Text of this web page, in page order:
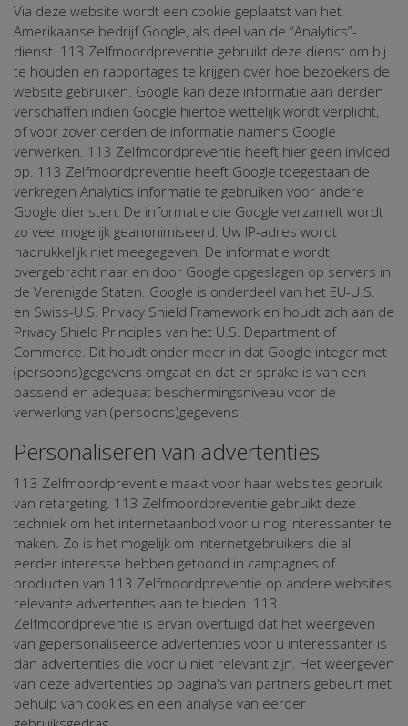
Via deze website wordt een cookie geplaatst van het
Amerikaanse bedrijf Google, als deel van de “Analytics”-
dienst. 113 Zelfmoordpreventie gebruikt deze dienst om bij
te houden en rapportages te krijgen over hoe bezoekers de
website gebruiken. Google kan deze informatie aan derden
verschaffen indien Google hiertoe wettelijk wordt verplicht,
of voor zover derden de informatie namens Google
verwerken. 113 Zelfmoordpreventie heeft hier geen invloed
op. 113 Zelfmoordpreventie heeft Google toegestaan de
verkregen Analytics informatie te gebruiken voor andere
Google diensten. De informatie die Google verzamelt wordt
zo veel mogelijk geanonimiseerd. Uw IP-adres wordt
nadrukkelijk niet meegegeven. De informatie wordt
overgebracht naar en door Google opgeslagen op servers in
de Verenigde Staten. Google is onderdeel van het EU-U.S.
en Swiss-U.S. Privacy Shield Framework en houdt zich aan de
Privacy Shield Principles van het U.S. Department of
Commerce. Dit houdt onder meer in dat Google integer met
(persoons)gegevens omgaat en dat er sprake is van een
passend en adequaat beschermingsniveau voor de
verwerking van (persoons)gegevens.
Personaliseren van advertenties
113 Zelfmoordpreventie maakt voor haar websites gebruik
van retargeting. 113 Zelfmoordpreventie gebruikt deze
techniek om het internetaanbod voor u nog interessanter te
maken. Zo is het mogelijk om internetgebruikers die al
eerder interesse hebben getoond in campagnes of
producten van 113 Zelfmoordpreventie op andere websites
relevante advertenties aan te bieden. 113
Zelfmoordpreventie is ervan overtuigd dat het weergeven
van gepersonaliseerde advertenties voor u interessanter is
dan advertenties die voor u niet relevant zijn. Het weergeven
van deze advertenties op pagina's van partners gebeurt met
behulp van cookies en een analyse van eerder